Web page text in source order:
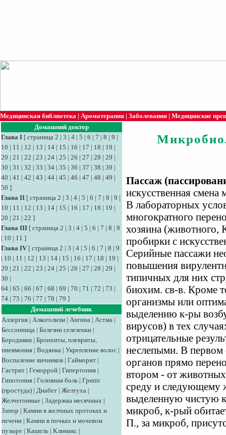
Медицинская библиотека | Ароматерапия | Заболевания | Медицинские
Домашний доктор
Глава I [ страница 2 | 3 | 4 | 5 | 6 | 7 | 8 | 9 |
10 | 11 | 12 | 13 | 14 | 15 | 16 | 17 | 18 | 19 |
20 | 21 | 22 | 23 | 24 | 25 | 26 | 27 | 28 | 29 |
30 | 31 | 32 | 33 | 34 | 35 | 36 | 37 | 38 | 39 |
40 | 41 | 42 | 43 | 44 | 45 | 46 | 47 | 48 | 49 |
50 ]
Глава II [ страница 2 | 3 | 4 | 5 | 6 | 7 | 8 | 9 |
10 | 11 | 12 | 13 | 14 | 15 | 16 | 17 | 18 | 19 |
20 | 21 | 22 ]
Глава III [ страница 2 | 3 | 4 | 5 | 6 | 7 | 8 | 9
| 10 | 11 ]
Глава IV [ страница 2 | 3 | 4 | 5 | 6 | 7 | 8 | 9
| 10 | 11 | 12 | 13 | 14 | 15 | 16 | 17 | 18 | 19 |
20 | 21 | 22 | 23 | 24 | 25 | 26 | 27 | 28 | 29 |
30 |
64 | 65 | 66 | 67 | 68 | 69 | 70 | 71 | 72 | 73 |
74 | 75 | 76 | 77 | 78 | 79 ]
Домашний лечебник
Аллергия | Алкоголизм | Ангина | Астма |
Бессонница | Болезни селезенки |
Бородавки | Бронхиты, плевриты,
пневмония | Водянка | Укрепление волос |
Воспаление яичников | Гайморит |
Гастрит | Геморрой | Гипертония |
Гипотония | Головная боль | Грипп
(простуда) | Диабет | Желтуха |
Желчегонные | Задержка месячных |
Запор | Камни в желчных протоках и
печени | Камни в почках и мочевом
пузыре | Кашель | Климакс |
Пассаж
искусственная
В лабораторных
многократного
хозяина (животного,
пробирки с
Серийные пассажи
повышения
типичных для них
биохим. св-в. Кроме
организмы или
выделению к-ры
вирусов) в тех
отрицательные
неслепыми. В первом
органов прямо
втором - от
среду и следующему
выделенную чистую
микроб, к-рый
П., за микроб,